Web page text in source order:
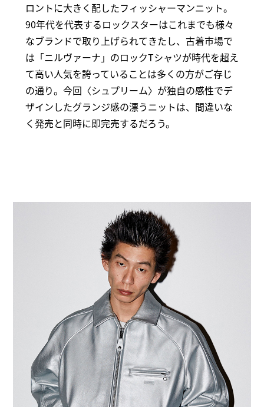
ロントに大きく配したフィッシャーマンニット。
90年代を代表するロックスターはこれまでも様々
なブランドで取り上げられてきたし、古着市場で
は「ニルヴァーナ」のロックTシャツが時代を超え
て高い人気を誇っていることは多くの方がご存じ
の通り。今回〈シュプリーム〉が独自の感性でデ
ザインしたグランジ感の漂うニットは、間違いな
く発売と同時に即完売するだろう。